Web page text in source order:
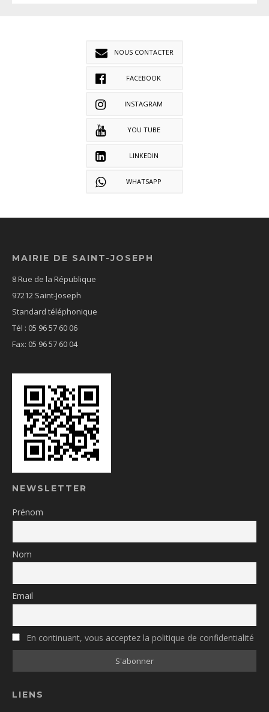
NOUS CONTACTER
FACEBOOK
INSTAGRAM
YOU TUBE
LINKEDIN
WHATSAPP
MAIRIE DE SAINT-JOSEPH
8 Rue de la République
97212 Saint-Joseph
Standard téléphonique
Tél : 05 96 57 60 06
Fax: 05 96 57 60 04
NEWSLETTER
Prénom
Nom
Email
En continuant, vous acceptez la politique de confidentialité
LIENS